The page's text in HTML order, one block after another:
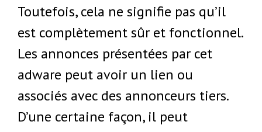
Toutefois, cela ne signifie pas qu’il
est complètement sûr et fonctionnel.
Les annonces présentées par cet
adware peut avoir un lien ou
associés avec des annonceurs tiers.
D’une certaine façon, il peut